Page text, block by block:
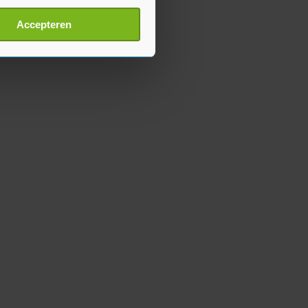
detailgedeelte
cookiepagina kun je
Accepteren